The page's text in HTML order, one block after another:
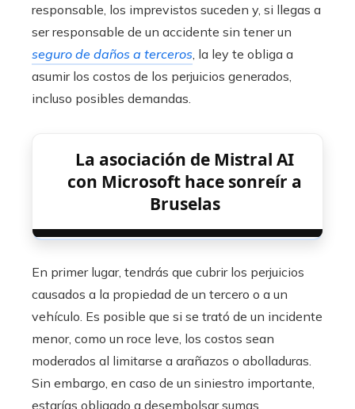
responsable, los imprevistos suceden y, si llegas a
ser responsable de un accidente sin tener un
seguro de daños a terceros , la ley te obliga a
asumir los costos de los perjuicios generados,
incluso posibles demandas.
La asociación de Mistral AI
con Microsoft hace sonreír a
Bruselas
En primer lugar, tendrás que cubrir los perjuicios
causados a la propiedad de un tercero o a un
vehículo. Es posible que si se trató de un incidente
menor, como un roce leve, los costos sean
moderados al limitarse a arañazos o abolladuras.
Sin embargo, en caso de un siniestro importante,
estarías obligado a desembolsar sumas